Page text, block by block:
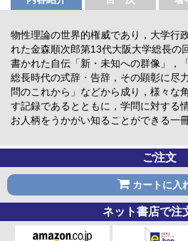
物性理論の世界的権威であり，大学行
れた金森順次郎第13代大阪大学総長の
書かれた自伝「新・未知への群像」，
総長時代の式辞・告辞，その顕彰に尽
問のこれから」などから成り，様々な
す記録であるとともに，学問に対する
お人柄をうかがい知ることができる一
ご注文
カートに入
ネット書店で注